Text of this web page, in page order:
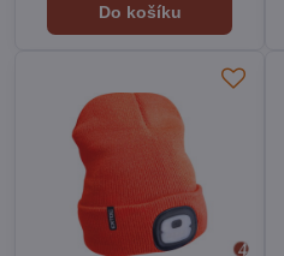
Do košíku